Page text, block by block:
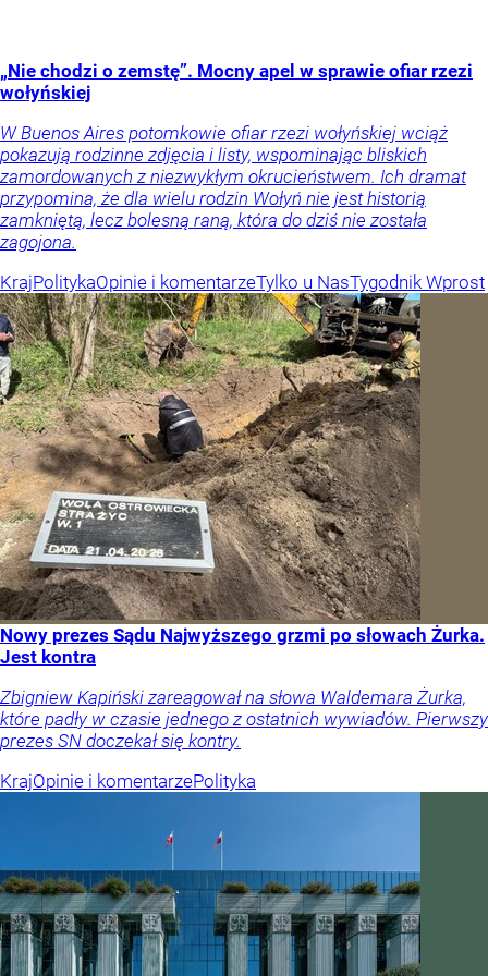
„Nie chodzi o zemstę”. Mocny apel w sprawie ofiar rzezi
wołyńskiej
W Buenos Aires potomkowie ofiar rzezi wołyńskiej wciąż
pokazują rodzinne zdjęcia i listy, wspominając bliskich
zamordowanych z niezwykłym okrucieństwem. Ich dramat
przypomina, że dla wielu rodzin Wołyń nie jest historią
zamkniętą, lecz bolesną raną, która do dziś nie została
zagojona.
KrajPolitykaOpinie i komentarzeTylko u NasTygodnik Wprost
Nowy prezes Sądu Najwyższego grzmi po słowach Żurka.
Jest kontra
Zbigniew Kapiński zareagował na słowa Waldemara Żurka,
które padły w czasie jednego z ostatnich wywiadów. Pierwszy
prezes SN doczekał się kontry.
KrajOpinie i komentarzePolityka